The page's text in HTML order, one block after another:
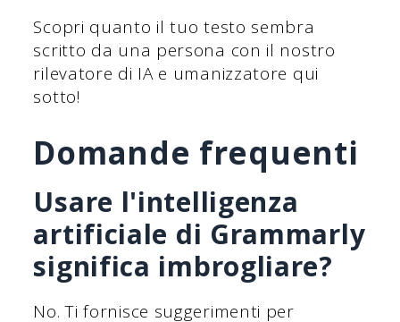
Scopri quanto il tuo testo sembra
scritto da una persona con il nostro
rilevatore di IA e umanizzatore qui
sotto!
Domande frequenti
Usare l'intelligenza
artificiale di Grammarly
significa imbrogliare?
No. Ti fornisce suggerimenti per